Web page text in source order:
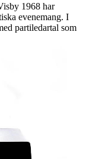
1968 har
evenemang. I
partiledartal som